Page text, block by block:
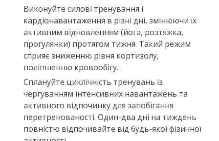
Виконуйте силові тренування і
кардіонавантаження в різні дні, змінюючи їх
активним відновленням (йога, розтяжка,
прогулянки) протягом тижня. Такий режим
сприяє зниженню рівня кортизолу,
поліпшенню кровообігу.
Сплануйте циклічність тренувань із
чергуванням інтенсивних навантажень та
активного відпочинку для запобігання
перетренованості. Один-два дні на тиждень
повністю відпочивайте від будь-якої фізичної